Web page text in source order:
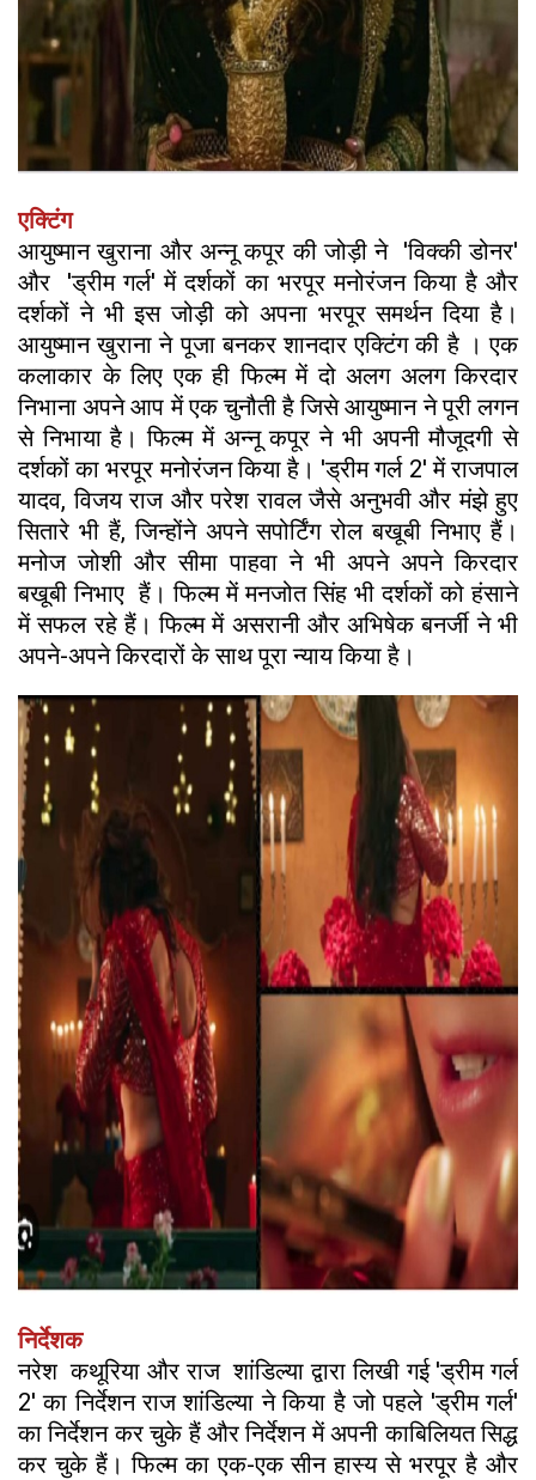
एक्टिंग
आयुष्मान खुराना और अन्नू कपूर की जोड़ी ने 'विक्की डोनर'
और 'ड्रीम गर्ल' में दर्शकों का भरपूर मनोरंजन किया है और
दर्शकों ने भी इस जोड़ी को अपना भरपूर समर्थन दिया है।
आयुष्मान खुराना ने पूजा बनकर शानदार एक्टिंग की है । एक
कलाकार के लिए एक ही फिल्म में दो अलग अलग किरदार
निभाना अपने आप में एक चुनौती है जिसे आयुष्मान ने पूरी लगन
से निभाया है। फिल्म में अन्नू कपूर ने भी अपनी मौजूदगी से
दर्शकों का भरपूर मनोरंजन किया है। 'ड्रीम गर्ल 2' में राजपाल
यादव, विजय राज और परेश रावल जैसे अनुभवी और मंझे हुए
सितारे भी हैं, जिन्होंने अपने सपोर्टिंग रोल बखूबी निभाए हैं।
मनोज जोशी और सीमा पाहवा ने भी अपने अपने किरदार
बखूबी निभाए हैं। फिल्म में मनजोत सिंह भी दर्शकों को हंसाने
में सफल रहे हैं। फिल्म में असरानी और अभिषेक बनर्जी ने भी
अपने-अपने किरदारों के साथ पूरा न्याय किया है।
निर्देशक
नरेश कथूरिया और राज शांडिल्या द्वारा लिखी गई 'ड्रीम गर्ल
2' का निर्देशन राज शांडिल्या ने किया है जो पहले 'ड्रीम गर्ल'
का निर्देशन कर चुके हैं और निर्देशन में अपनी काबिलियत सिद्ध
कर चुके हैं। फिल्म का एक-एक सीन हास्य से भरपूर है और